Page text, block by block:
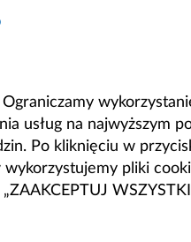
usług na najwyższym
Po kliknięciu w
wykorzystujemy pliki